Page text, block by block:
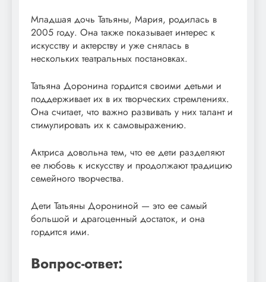
Младшая дочь Татьяны, Мария, родилась в
2005 году. Она также показывает интерес к
искусству и актерству и уже снялась в
нескольких театральных постановках.
Татьяна Доронина гордится своими детьми и
поддерживает их в их творческих стремлениях.
Она считает, что важно развивать у них талант и
стимулировать их к самовыражению.
Актриса довольна тем, что ее дети разделяют
ее любовь к искусству и продолжают традицию
семейного творчества.
Дети Татьяны Дорониной — это ее самый
большой и драгоценный достаток, и она
гордится ими.
Вопрос-ответ: